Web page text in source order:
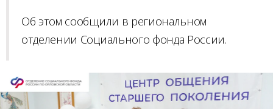
Об этом сообщили в региональном
отделении Социального фонда России.